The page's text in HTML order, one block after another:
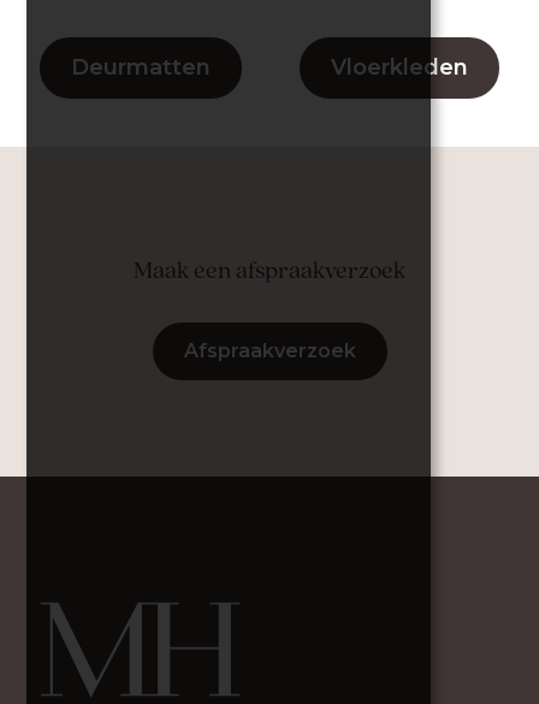
Deurmatten Vloerkleden
Maak een afspraakverzoek
Afspraakverzoek